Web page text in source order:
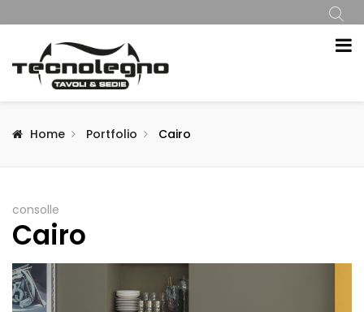
Home Portfolio Cairo
consolle
Cairo